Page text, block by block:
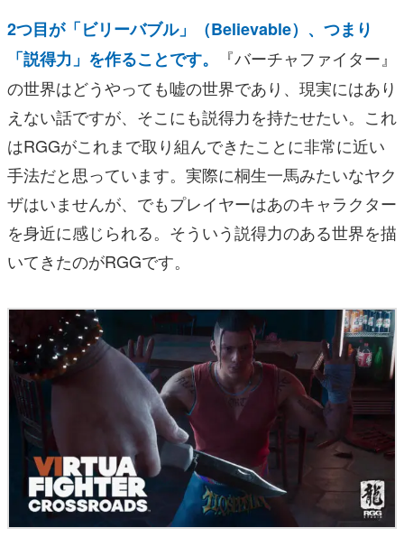
2つ目が「ビリーバブル」（Believable）、つまり
「説得力」を作ることです。
『バーチャファイター』
の世界はどうやっても嘘の世界であり、現実にはあり
えない話ですが、そこにも説得力を持たせたい。これ
はRGGがこれまで取り組んできたことに非常に近い
手法だと思っています。実際に桐生一馬みたいなヤク
ザはいませんが、でもプレイヤーはあのキャラクター
を身近に感じられる。そういう説得力のある世界を描
いてきたのがRGGです。